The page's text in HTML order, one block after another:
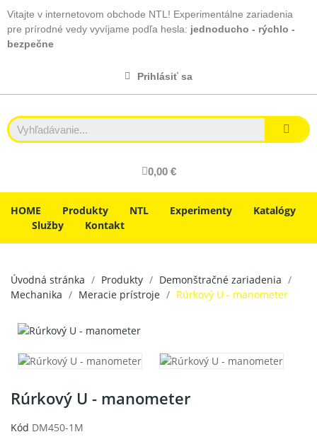
Vitajte v internetovom obchode NTL! Experimentálne zariadenia
pre prírodné vedy vyvíjame podľa hesla: jednoducho - rýchlo -
bezpečne
Prihlásiť sa
0,00 €
HOME Produkty NTL Experimenty
Katalógy
Služby
Kontakt
Úvodná stránka Produkty
Demonštračné zariadenia
Mechanika
Meracie prístroje Rúrkový U - manometer
Rúrkový U - manometer
Kód DM450-1M